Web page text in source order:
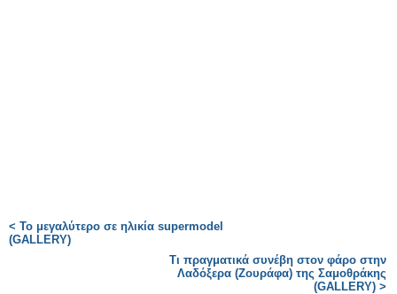
< Το μεγαλύτερο σε ηλικία supermodel
(GALLERY)
Τι πραγματικά συνέβη στον φάρο στην
Λαδόξερα (Ζουράφα) της Σαμοθράκης
(GALLERY) >